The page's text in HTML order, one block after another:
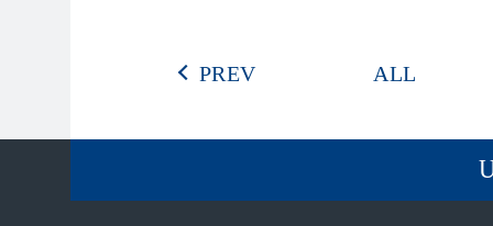
PREV ALL